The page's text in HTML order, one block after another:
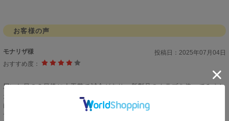
お客様の声
モナリザ様 投稿日： 2025年07月04日
おすすめ度：
届いた日の２日後に人工芝で試合があり、新製品のクラブを使ってみまし
た。高齢者の女性でも違和感はなく、クラブとボールが合えば軽く打つだ
けで良く飛ぶのでサプライズでした。今度は芝生で試してみるつもりで
す。